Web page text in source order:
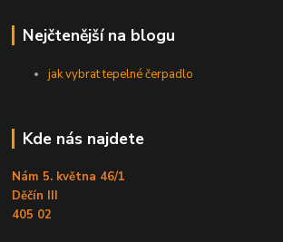
Nejčtenější na blogu
jak vybrat tepelné čerpadlo
Kde nás najdete
Nám 5. května 46/1
Děčín III
405 02